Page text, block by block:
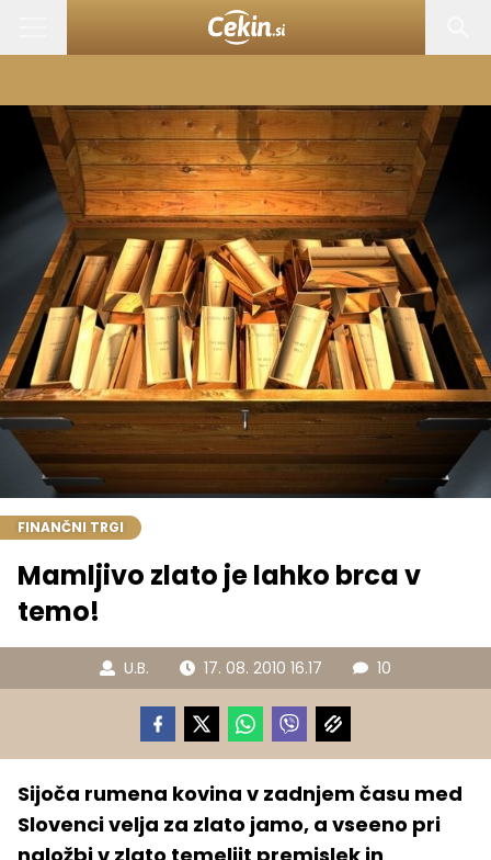
FINANČNI TRGI
Mamljivo zlato je lahko brca v
temo!
U.B. 17. 08. 2010 16.17 10
Sijoča rumena kovina v zadnjem času med
Slovenci velja za zlato jamo, a vseeno pri